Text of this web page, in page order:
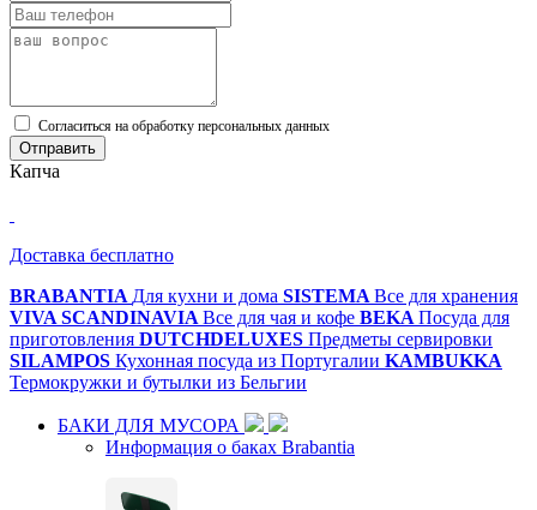
Cогласиться на обработку персональных данных
Отправить
Капча
Доставка бесплатно
BRABANTIA Для кухни и дома SISTEMA Все для хранения
VIVA SCANDINAVIA Все для чая и кофе BEKA Посуда для
приготовления DUTCHDELUXES Предметы сервировки
SILAMPOS Кухонная посуда из Португалии KAMBUKKA
Термокружки и бутылки из Бельгии
БАКИ ДЛЯ МУСОРА
Информация о баках Brabantia